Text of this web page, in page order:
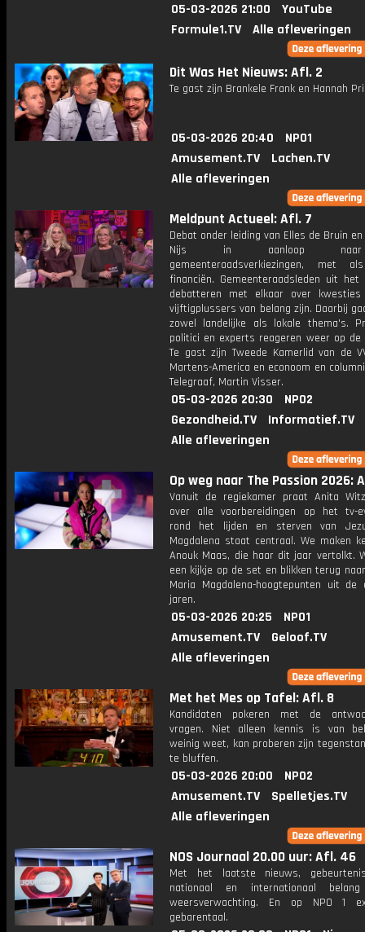
05-03-2026 21:00
YouTube
Formule1.TV
Alle afleveringen
Dit Was Het Nieuws: Afl. 2
Te gast zijn Brankele Frank en Hannah
05-03-2026 20:40
NPO1
Amusement.TV
Lachen.TV
Alle afleveringen
Meldpunt Actueel: Afl. 7
Debat onder leiding van Elles de Bruin
Nijs in aanloop
gemeenteraadsverkiezingen, met
financiën. Gemeenteraadsleden uit het
debatteren met elkaar over
vijftigplussers van belang zijn. Daarbij
zowel landelijke als lokale thema's.
politici en experts reageren weer op de
Te gast zijn Tweede Kamerlid van de
Martens-America en econoom en
Telegraaf, Martin Visser.
05-03-2026 20:30
NPO2
Gezondheid.TV
Informatief.TV
Alle afleveringen
Op weg naar The Passion 2026:
Vanuit de regiekamer praat Anita
over alle voorbereidingen op het tv-
rond het lijden en sterven van
Magdalena staat centraal. We maken
Anouk Maas, die haar dit jaar vertolkt.
een kijkje op de set en blikken terug
Maria Magdalena-hoogtepunten uit de
jaren.
05-03-2026 20:25
NPO1
Amusement.TV
Geloof.TV
Alle afleveringen
Met het Mes op Tafel: Afl. 8
Kandidaten pokeren met de
vragen. Niet alleen kennis is van
weinig weet, kan proberen zijn
te bluffen.
05-03-2026 20:00
NPO2
Amusement.TV
Spelletjes.TV
Alle afleveringen
NOS Journaal 20.00 uur: Afl. 46
Met het laatste nieuws,
nationaal en internationaal
weersverwachting. En op NPO 1
gebarentaal.